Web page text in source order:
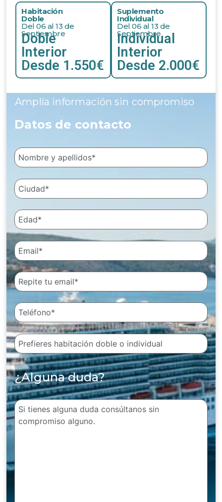
Habitación
Doble
Del 06 al 13 de
Septiembre
Doble
Interior
Desde 1.550€
Suplemento
Individual
Del 06 al 13 de
Septiembre
Individual
Interior
Desde 2.000€
Amplía información sin compromiso
Datos de contacto
¿Alguna duda?